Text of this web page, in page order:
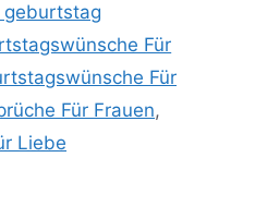
geburtstag
Für
Für
Für Frauen,
Liebe